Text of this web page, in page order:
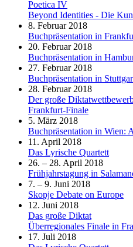
Poetica IV
Beyond Identities - Die
8. Februar 2018
Buchpräsentation in
20. Februar 2018
Buchpräsentation in
27. Februar 2018
Buchpräsentation in
28. Februar 2018
Der große
Frankfurt-Finale
5. März 2018
Buchpräsentation in Wien:
11. April 2018
Das Lyrische Quartett
26. – 28. April 2018
Frühjahrstagung in
7. – 9. Juni 2018
Skopje Debate on Europe
12. Juni 2018
Das große Diktat
Überregionales Finale in
17. Juli 2018